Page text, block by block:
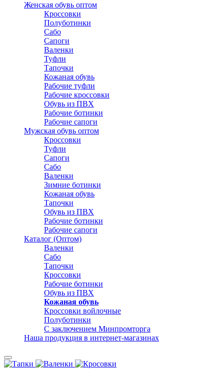
Женская обувь оптом
Кроссовки
Полуботинки
Сабо
Сапоги
Валенки
Туфли
Тапочки
Кожаная обувь
Рабочие туфли
Рабочие кроссовки
Обувь из ПВХ
Рабочие ботинки
Рабочие сапоги
Мужская обувь оптом
Кроссовки
Туфли
Сапоги
Сабо
Валенки
Зимние ботинки
Кожаная обувь
Тапочки
Обувь из ПВХ
Рабочие ботинки
Рабочие сапоги
Каталог (Оптом)
Валенки
Сабо
Тапочки
Кроссовки
Рабочие ботинки
Обувь из ПВХ
Кожаная обувь
Кроссовки войлочные
Полуботинки
С заключением Минпромторга
Наша продукция в интернет-магазинах